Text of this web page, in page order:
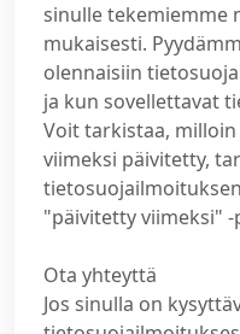
sinulle tekemiemme
mukaisesti.
olennaisiin
ja kun sovellettavat
Voit tarkistaa,
viimeksi päivitetty,
"päivitetty viimeksi" -
Ota yhteyttä
Jos sinulla on